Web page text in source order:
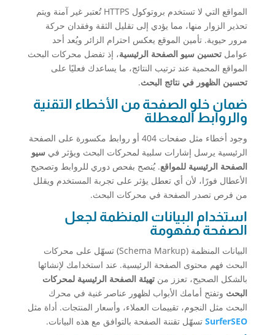
المواقع التي لا تستخدم بروتوكول HTTPS تُعتبر غير آمنة ويتم
تحذير الزوار منها، مما يؤدي إلى تقليل الثقة وفقدان حركة
مرور حيوية. تأمين الموقع يعكس احترام الزائر ويُعد أحد
عوامل تحسين سيو الصفحة الرئيسية، إذ تفضل محركات البحث
المواقع المحمية عند ترتيب النتائج، ما يساعدك فعليًا على
تحسين الظهور في نتائج البحث.
ضمان خلو الصفحة من الأخطاء التقنية
والروابط المعطلة
وجود أخطاء مثل صفحات 404 أو روابط مكسورة على الصفحة
الرئيسية يرسل إشارات سلبية لمحركات البحث ويؤثر في سيو
الصفحة الرئيسية للمواقع. يُنصح بفحص دوري للروابط وتصحيح
الأعطال فورًا، لأن أي تعطل يؤثر على تجربة المستخدم ويقلل
من فرص تصدر الصفحة في محركات البحث.
استخدام البيانات المنظمة لجعل
الصفحة مفهومة
البيانات المنظمة (Schema Markup) تسهّل على محركات
البحث فهم محتوى الصفحة الرئيسية. عند استخدامك لإنشائها
بالشكل الصحيح، تعزز من تهيئة الصفحة الرئيسية لمحركات
البحث وتفتح أمامك الأبواب لظهور عناصر غنية في محرك
البحث مثل النجوم، تقييمات العملاء، وأسعار المنتجات. أداة مثل
SurferSEOتسهّل تقننة الصفحة بالتوافق مع هذه البيانات.